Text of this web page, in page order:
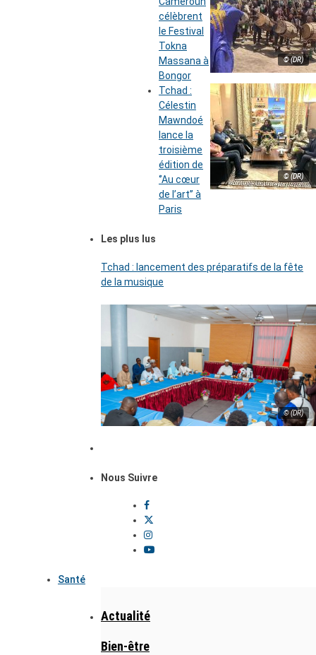
© (DR)
célèbrent
le Festival
Tokna
Massana à
Bongor
© (DR)
Tchad :
Célestin
Mawndoé
lance la
troisième
édition de
‘’Au cœur
de l’art’’ à
Paris
Les plus lus
Tchad : lancement des préparatifs de la fête
de la musique
© (DR)
Nous Suivre
Santé
Actualité
Bien-être